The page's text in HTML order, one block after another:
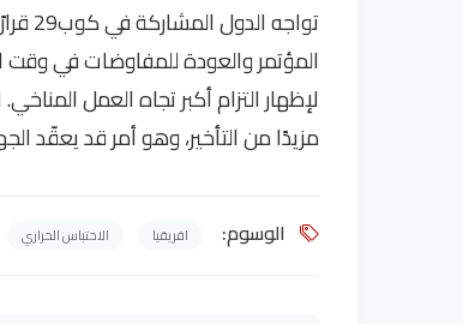
المؤتمر والعودة للمفاوضات في وقت
لإظهار التزام أكبر تجاه العمل
مزيدًا من التأخير، وهو أمر قد يعقّد
الوسوم: افريقيا الاحتباس الحراري